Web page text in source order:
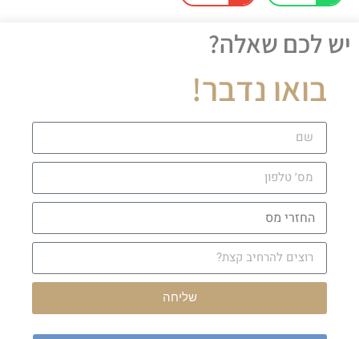
יש לכם שאלה?
בואו נדבר!
שליחה